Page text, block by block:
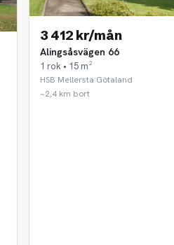
3 412 kr/mån
Alingsåsvägen 66
1 rok • 15 m²
HSB Mellersta Götaland
~2,4 km bort